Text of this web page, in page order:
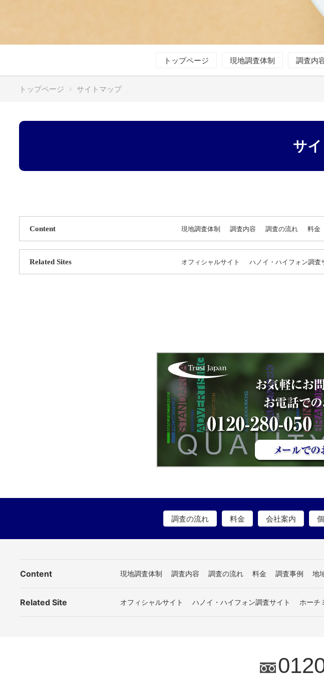
トップページ 現地調査体制 調査内
トップページ サイトマップ
サ
Content 現地調査体制 調査内容 調査の流れ 料金
Related Sites オフィシャルサイト ハノイ・ハイフォン調査
調査の流れ 料金 会社案内
Content 現地調査体制 調査内容 調査の流れ 料金 調査事例 地
Related Site オフィシャルサイト ハノイ・ハイフォン調査サイト ホーチ